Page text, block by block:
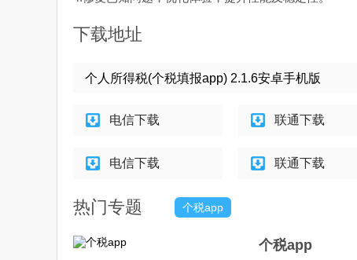
下载地址
个人所得税(个税填报app) 2.1.6安卓手机版
电信下载 联通下载
电信下载 联通下载
热门专题 个税app
个税app